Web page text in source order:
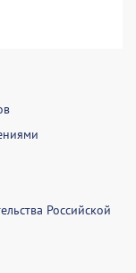
Российской